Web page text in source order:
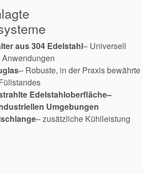
aus 304 Edelstahl– Universell
– Robuste, in der Praxis bewährte
Edelstahloberfläche–
Umgebungen
– zusätzliche Kühlleistung